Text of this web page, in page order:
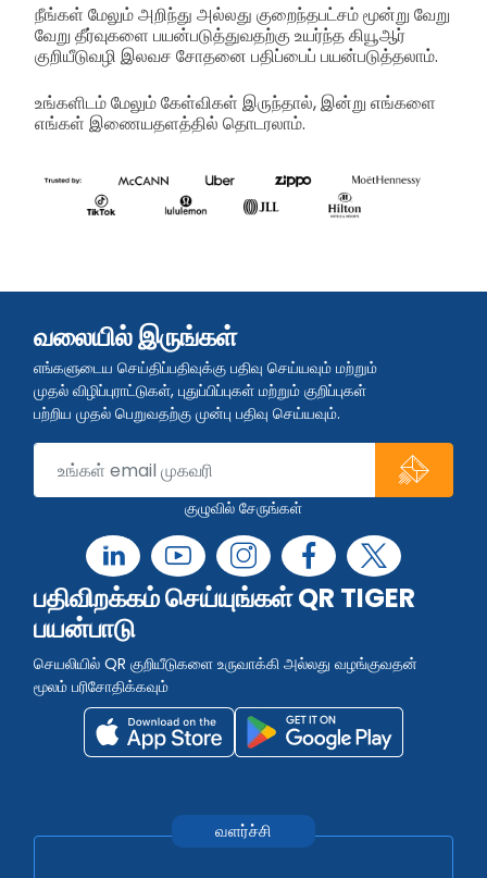
நீங்கள் மேலும் அறிந்து அல்லது குறைந்தபட்சம் மூன்று வேறு
வேறு தீர்வுகளை பயன்படுத்துவதற்கு உயர்ந்த கியூஆர்
குறியீடுவழி இலவச சோதனை பதிப்பைப் பயன்படுத்தலாம்.
உங்களிடம் மேலும் கேள்விகள் இருந்தால், இன்று எங்களை
எங்கள் இணையதளத்தில் தொடரலாம்.
வலையில் இருங்கள்
எங்களுடைய செய்திப்பதிவுக்கு பதிவு செய்யவும் மற்றும்
முதல் விழிப்புராட்டுகள், புதுப்பிப்புகள் மற்றும் குறிப்புகள்
பற்றிய முதல் பெறுவதற்கு முன்பு பதிவு செய்யவும்.
குழுவில் சேருங்கள்
பதிவிறக்கம் செய்யுங்கள் QR TIGER
பயன்பாடு
செயலியில் QR குறியீடுகளை உருவாக்கி அல்லது வழங்குவதன்
மூலம் பரிசோதிக்கவும்
வளர்ச்சி